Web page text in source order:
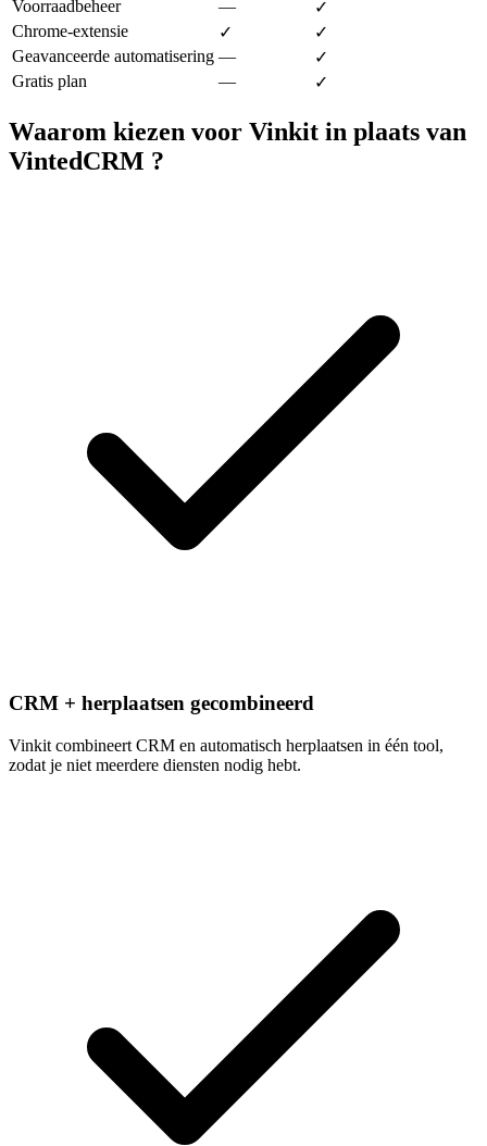
Voorraadbeheer —
✓
Chrome-extensie
✓
✓
Geavanceerde automatisering —
✓
Gratis plan
— ✓
Waarom kiezen voor Vinkit in plaats van
VintedCRM ?
CRM + herplaatsen gecombineerd
Vinkit combineert CRM en automatisch herplaatsen in één tool,
zodat je niet meerdere diensten nodig hebt.